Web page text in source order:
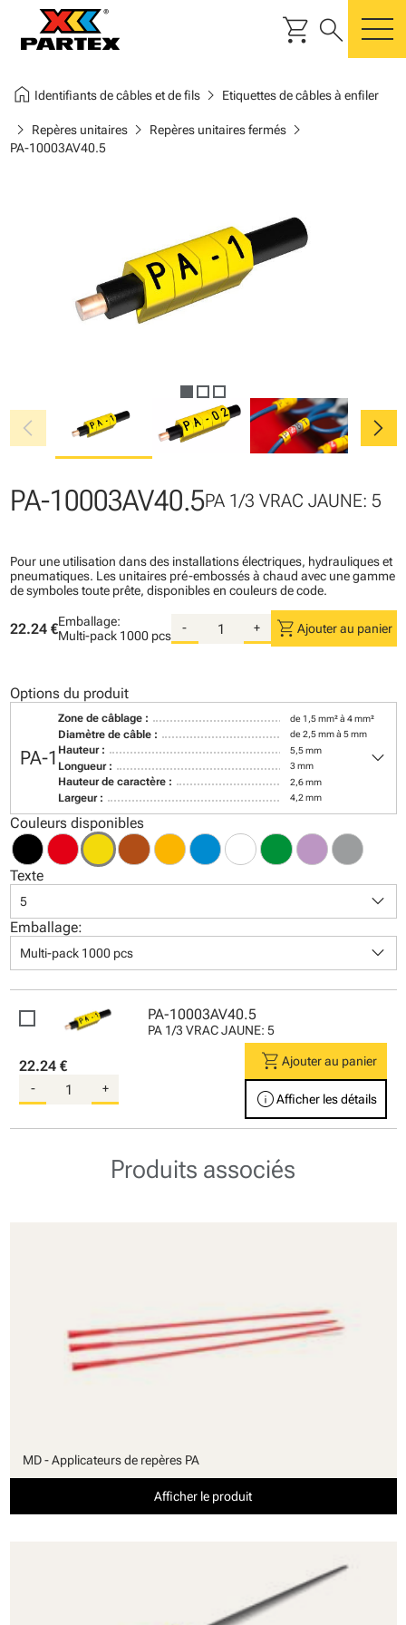
shopping_cart search
home Identifiants de câbles et de filschevron_right Etiquettes de câbles à enfiler
chevron_right Repères unitaireschevron_right Repères unitaires ferméschevron_right
PA-10003AV40.5
chevron_left chevron_right
PA-10003AV40.5PA 1/3 VRAC JAUNE: 5
Pour une utilisation dans des installations électriques, hydrauliques et
pneumatiques. Les unitaires pré-embossés à chaud avec une gamme
de symboles toute prête, disponibles en couleurs de code.
22.24 €Emballage:
Multi-pack 1000 pcs
- + shopping_cart Ajouter au panier
Options du produit
PA-1
Zone de câblage : de 1,5 mm² à 4 mm²
Diamètre de câble : de 2,5 mm à 5 mm
Hauteur : 5,5 mm
Longueur : 3 mm
Hauteur de caractère : 2,6 mm
Largeur : 4,2 mm
keyboard_arrow_down
Couleurs disponibles
Texte
5 keyboard_arrow_down
Emballage:
Multi-pack 1000 pcs keyboard_arrow_down
PA-10003AV40.5
PA 1/3 VRAC JAUNE: 5
22.24 €
- +
shopping_cart Ajouter au panier
infoAfficher les détails
Produits associés
MD - Applicateurs de repères PA
Afficher le produit